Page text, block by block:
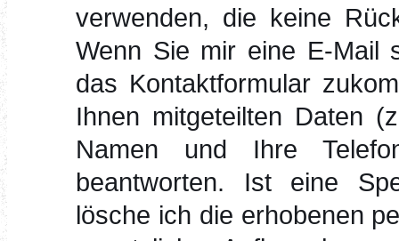
verwenden, die keine
Wenn Sie mir eine E-Mail
das Kontaktformular
Ihnen mitgeteilten Daten
Namen und Ihre
beantworten. Ist eine
lösche ich die erhobenen